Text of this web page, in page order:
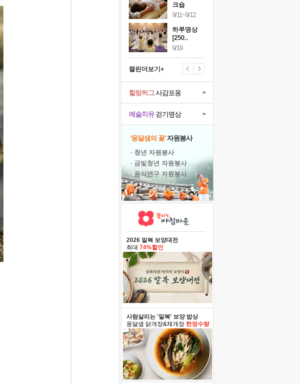
크숍
9/11~9/12
하루명상
[250..
9/19
캘린더보기+
예술치유걷기명상 >
힐링허그사감포옹 >
'옹달샘의 꽃'자원봉사
· 청년 자원봉사
· 금빛청년 자원봉사
· 음식연구 자원봉사
2026 말복 보양대전
최대 74%할인
사람살리는 '말복' 보양 밥상
옹달샘 닭개장&채개장 한정수량